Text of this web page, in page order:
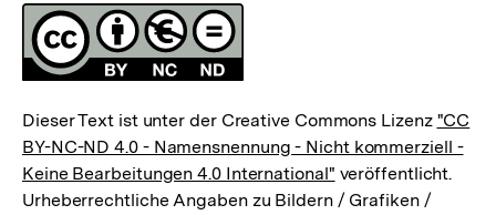
Lizenz
Dieser Text ist unter der Creative Commons Lizenz "CC
BY-NC-ND 4.0 - Namensnennung - Nicht kommerziell -
Keine Bearbeitungen 4.0 International" veröffentlicht.
Urheberrechtliche Angaben zu Bildern / Grafiken /